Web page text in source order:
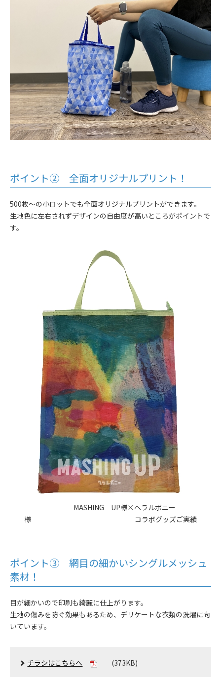
ポイント② 全面オリジナルプリント！
500枚～の小ロットでも全面オリジナルプリントができます。
生地色に左右されずデザインの自由度が高いところがポイントで
す。
MASHING UP様×ヘラルボニー
様 コラボグッズご実績
ポイント③ 網目の細かいシングルメッシュ
素材！
目が細かいので印刷も綺麗に仕上がります。
生地の傷みを防ぐ効果もあるため、デリケートな衣類の洗濯に向
いています。
チラシはこちらへ (373KB)